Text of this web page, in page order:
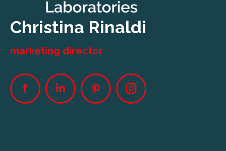
Christina Rinaldi
marketing director
FacebookLinkedinPinterestInstagram